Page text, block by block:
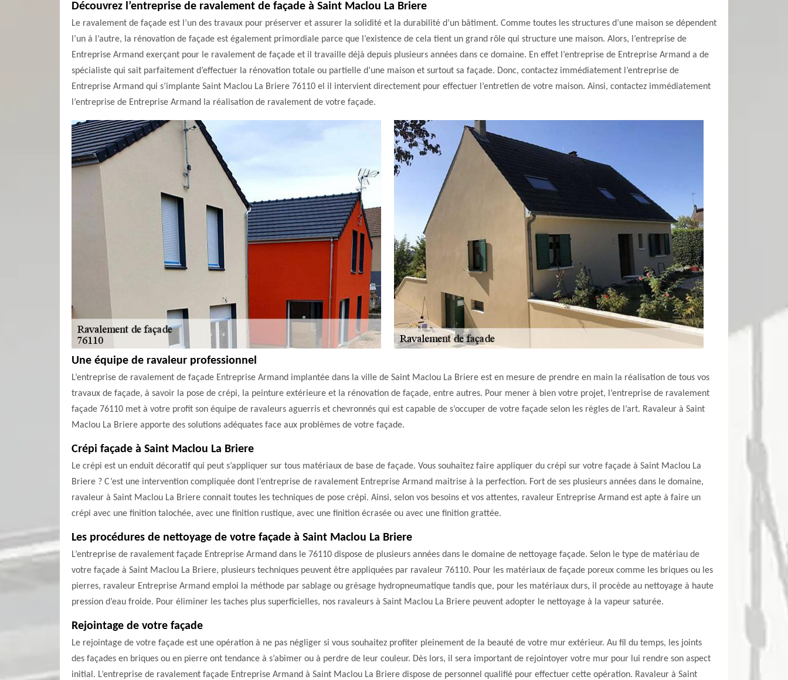
Découvrez l’entreprise de ravalement de façade à Saint Maclou La Briere
Le ravalement de façade est l’un des travaux pour préserver et assurer la solidité et la durabilité d’un bâtiment. Comme toutes les structures d’une maison se dépendent
l’un à l’autre, la rénovation de façade est également primordiale parce que l’existence de cela tient un grand rôle qui structure une maison. Alors, l’entreprise de
Entreprise Armand exerçant pour le ravalement de façade et il travaille déjà depuis plusieurs années dans ce domaine. En effet l’entreprise de Entreprise Armand a de
spécialiste qui sait parfaitement d’effectuer la rénovation totale ou partielle d’une maison et surtout sa façade. Donc, contactez immédiatement l’entreprise de
Entreprise Armand qui s’implante Saint Maclou La Briere 76110 el il intervient directement pour effectuer l’entretien de votre maison. Ainsi, contactez immédiatement
l’entreprise de Entreprise Armand la réalisation de ravalement de votre façade.
Une équipe de ravaleur professionnel
L’entreprise de ravalement de façade Entreprise Armand implantée dans la ville de Saint Maclou La Briere est en mesure de prendre en main la réalisation de tous vos
travaux de façade, à savoir la pose de crépi, la peinture extérieure et la rénovation de façade, entre autres. Pour mener à bien votre projet, l’entreprise de ravalement
façade 76110 met à votre profit son équipe de ravaleurs aguerris et chevronnés qui est capable de s’occuper de votre façade selon les règles de l’art. Ravaleur à Saint
Maclou La Briere apporte des solutions adéquates face aux problèmes de votre façade.
Crépi façade à Saint Maclou La Briere
Le crépi est un enduit décoratif qui peut s’appliquer sur tous matériaux de base de façade. Vous souhaitez faire appliquer du crépi sur votre façade à Saint Maclou La
Briere ? C’est une intervention compliquée dont l’entreprise de ravalement Entreprise Armand maitrise à la perfection. Fort de ses plusieurs années dans le domaine,
ravaleur à Saint Maclou La Briere connait toutes les techniques de pose crépi. Ainsi, selon vos besoins et vos attentes, ravaleur Entreprise Armand est apte à faire un
crépi avec une finition talochée, avec une finition rustique, avec une finition écrasée ou avec une finition grattée.
Les procédures de nettoyage de votre façade à Saint Maclou La Briere
L’entreprise de ravalement façade Entreprise Armand dans le 76110 dispose de plusieurs années dans le domaine de nettoyage façade. Selon le type de matériau de
votre façade à Saint Maclou La Briere, plusieurs techniques peuvent être appliquées par ravaleur 76110. Pour les matériaux de façade poreux comme les briques ou les
pierres, ravaleur Entreprise Armand emploi la méthode par sablage ou grésage hydropneumatique tandis que, pour les matériaux durs, il procède au nettoyage à haute
pression d’eau froide. Pour éliminer les taches plus superficielles, nos ravaleurs à Saint Maclou La Briere peuvent adopter le nettoyage à la vapeur saturée.
Rejointage de votre façade
Le rejointage de votre façade est une opération à ne pas négliger si vous souhaitez profiter pleinement de la beauté de votre mur extérieur. Au fil du temps, les joints
des façades en briques ou en pierre ont tendance à s’abimer ou à perdre de leur couleur. Dès lors, il sera important de rejointoyer votre mur pour lui rendre son aspect
initial. L’entreprise de ravalement façade Entreprise Armand à Saint Maclou La Briere dispose de personnel qualifié pour effectuer cette opération. Ravaleur à Saint